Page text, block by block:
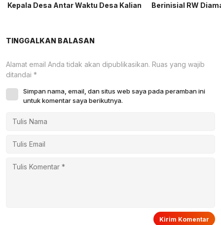
Kepala Desa Antar Waktu Desa Kalian
Berinisial RW
TINGGALKAN BALASAN
Alamat email Anda tidak akan dipublikasikan. Ruas yang wajib
ditandai *
Simpan nama, email, dan situs web saya pada peramban ini
untuk komentar saya berikutnya.